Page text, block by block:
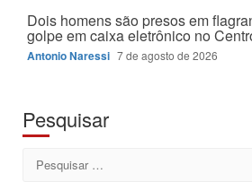
Dois homens são presos em
golpe em caixa eletrônico no
Antonio Naressi 7 de agosto de 2026
Pesquisar
Pesquisar